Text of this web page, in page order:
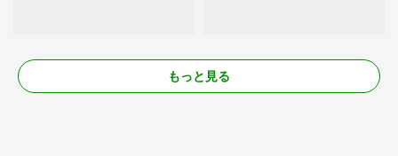
もっと見る